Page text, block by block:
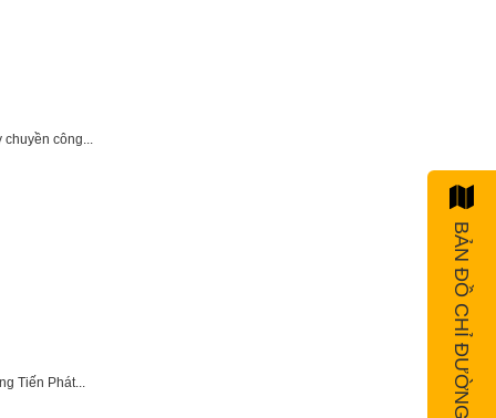
chuyền công...
Tiến Phát... BẢN ĐỒ CHỈ ĐƯỜNG